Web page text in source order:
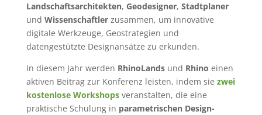
Landschaftsarchitekten, Geodesigner, Stadtplaner
und Wissenschaftlerzusammen, um innovative
digitale Werkzeuge, Geostrategien und
datengestützte Designansätze zu erkunden.
In diesem Jahr werden RhinoLandsund Rhino einen
aktiven Beitrag zur Konferenz leisten, indem sie zwei
kostenlose Workshopsveranstalten, die eine
praktische Schulung in parametrischen Design-